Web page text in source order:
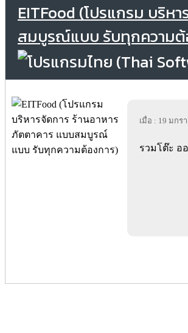
EITFood (โปรแกรม บริห
สมบูรณ์แบบ รับทุกความต้
เมื่อ : 19 มกร
รวมโต๊ะ อ